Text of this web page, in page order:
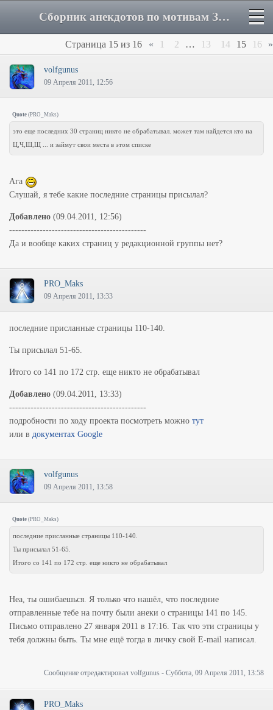
Сборник анекдотов по мотивам ЗВ - Страница 15 - Форум
Страница 15 из 16 « 1 2 … 13 14 15 16 »
volfgunus
09 Апреля 2011, 12:56
Quote (PRO_Maks)
это еще последних 30 страниц никто не обрабатывал. может там найдется кто на
Ц,Ч,Ш,Щ ... и займут свои места в этом списке
Ага
Слушай, я тебе какие последние страницы присылал?
Добавлено (09.04.2011, 12:56)
---------------------------------------------
Да и вообще каких страниц у редакционной группы нет?
PRO_Maks
09 Апреля 2011, 13:33
последние присланные страницы 110-140.
Ты присылал 51-65.
Итого со 141 по 172 стр. еще никто не обрабатывал
Добавлено (09.04.2011, 13:33)
---------------------------------------------
подробности по ходу проекта посмотреть можно тут
или в документах Google
volfgunus
09 Апреля 2011, 13:58
Quote (PRO_Maks)
последние присланные страницы 110-140.
Ты присылал 51-65.
Итого со 141 по 172 стр. еще никто не обрабатывал
Неа, ты ошибаешься. Я только что нашёл, что последние
отправленные тебе на почту были анеки о страницы 141 по 145.
Письмо отправлено 27 января 2011 в 17:16. Так что эти страницы у
тебя должны быть. Ты мне ещё тогда в личку свой E-mail написал.
Сообщение отредактировал volfgunus - Суббота, 09 Апреля 2011, 13:58
PRO_Maks